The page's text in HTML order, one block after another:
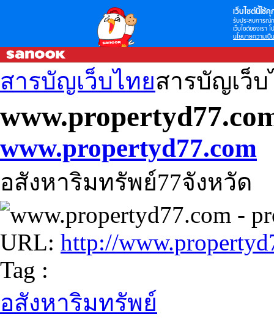
เว็บไซต์นี้ใช้คุ
รับประสบการณ์
เว็บไซต์ของเรา
นโยบายความเป็
สารบัญเว็บไทยสารบัญเว็
www.propertyd77.com
อสังหาริมทรัพย์77จังหวัด
URL: http://
Tag :
อสังหาริมทรัพย์